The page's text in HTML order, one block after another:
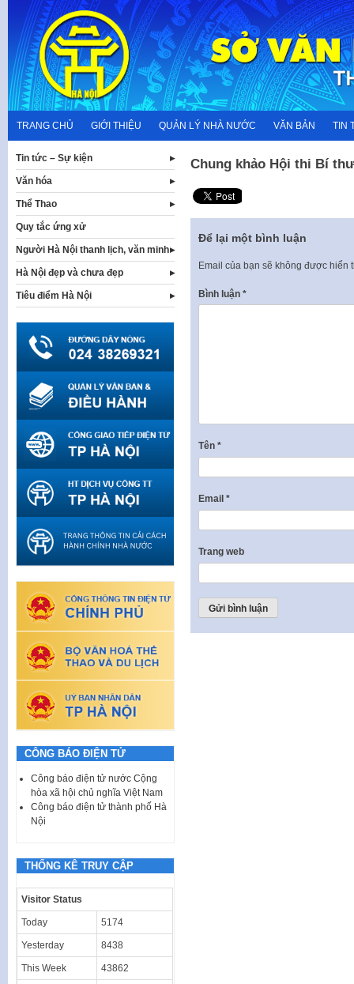
content
TRANG CHỦ GIỚI THIỆU QUẢN LÝ NHÀ NƯỚC VĂN BẢN TIN
Chung khảo Hội thi Bí
Để lại một bình luận
Email của bạn sẽ không được hiển
Bình luận *
Tên *
Email *
Trang web
Tin tức – Sự kiện
Văn hóa
Thể Thao
Quy tắc ứng xử
Người Hà Nội thanh lịch, văn minh
Hà Nội đẹp và chưa đẹp
Tiêu điểm Hà Nội
CÔNG BÁO ĐIỆN TỬ
Công báo điện tử nước Cộng
hòa xã hội chủ nghĩa Việt Nam
Công báo điện tử thành phố Hà
Nội
THỐNG KÊ TRUY CẬP
Visitor Status
Today 5174
Yesterday 8438
This Week 43862